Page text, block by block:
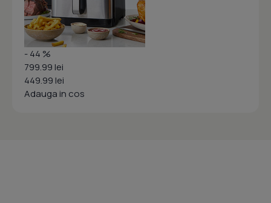
- 44 %
799.99 lei
449.99 lei
Adauga in cos